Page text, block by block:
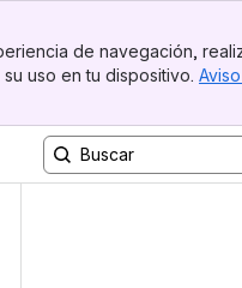
de navegación,
uso en tu dispositivo.